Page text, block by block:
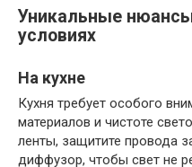
Уникальные
условиях
На кухне
Кухня требует особого
материалов и чистоте
ленты, защитите провода
диффузор, чтобы свет не